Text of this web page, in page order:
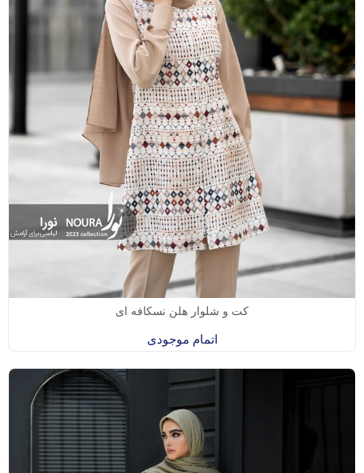
کت و شلوار هلن نسکافه ای
اتمام موجودی